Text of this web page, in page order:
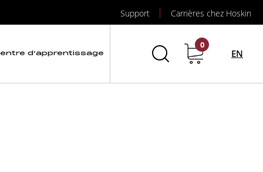
Support Carrières chez Hoskin
d’apprentissage
0
EN